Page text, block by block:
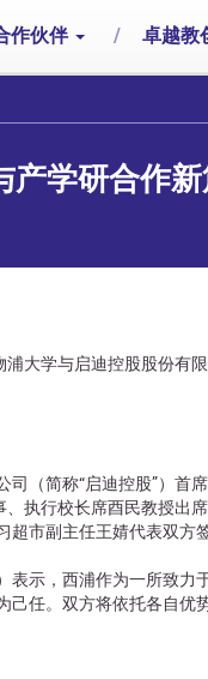
作伙伴 / 卓越教
产学研合作
浦大学与启迪控股股份有
司（简称“启迪控股”）首
、执行校长席酉民教授
超市副主任王婧代表双方
表示，西浦作为一所致力
己任。双方将依托各自优